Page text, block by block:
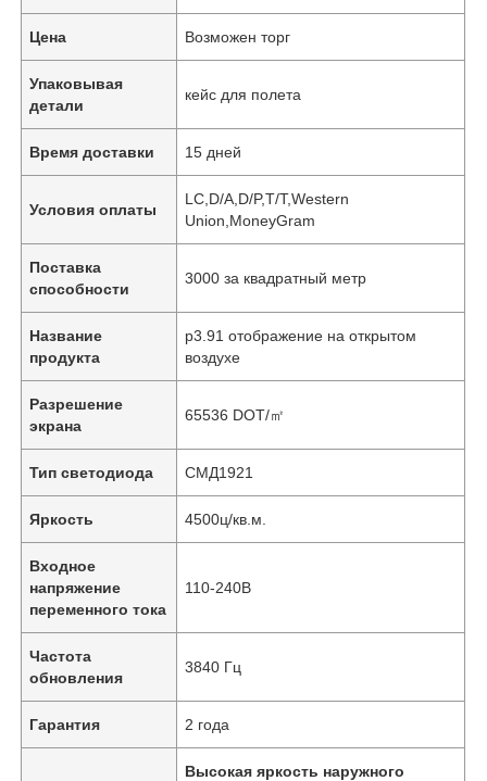
Цена Возможен торг
Упаковывая
детали
кейс для полета
Время доставки 15 дней
Условия оплаты
LC,D/A,D/P,T/T,Western
Union,MoneyGram
Поставка
способности
3000 за квадратный метр
Название
продукта
p3.91 отображение на открытом
воздухе
Разрешение
экрана
65536 DOT/㎡
Тип светодиода СМД1921
Яркость 4500ц/кв.м.
Входное
напряжение
переменного тока
110-240В
Частота
обновления
3840 Гц
Гарантия 2 года
Высокая яркость наружного